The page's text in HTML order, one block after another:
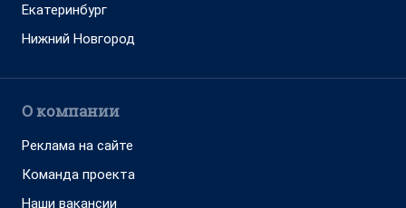
Екатеринбург
Нижний Новгород
О компании
Реклама на сайте
Команда проекта
Наши вакансии